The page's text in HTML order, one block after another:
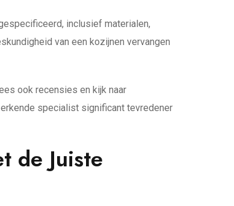
inclusief materialen,
van een kozijnen vervangen
ook recensies en kijk naar
specialist significant tevredener
de Juiste